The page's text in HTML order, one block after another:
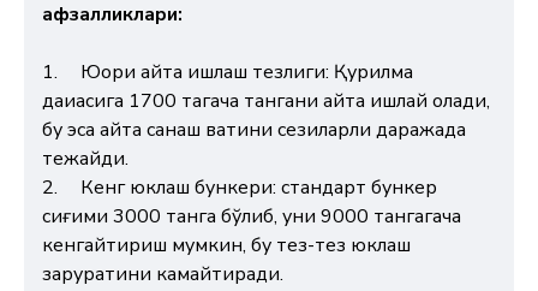
афзалликлари:
1.
Юқори қайта ишлаш тезлиги: Қурилма
дақиқасига 1700 тагача тангани қайта ишлай олади,
бу эса қайта санаш вақтини сезиларли даражада
тежайди.
2.
Кенг юклаш бункери: стандарт бункер
сиғими 3000 танга бўлиб, уни 9000 тангагача
кенгайтириш мумкин, бу тез-тез юклаш
заруратини камайтиради.